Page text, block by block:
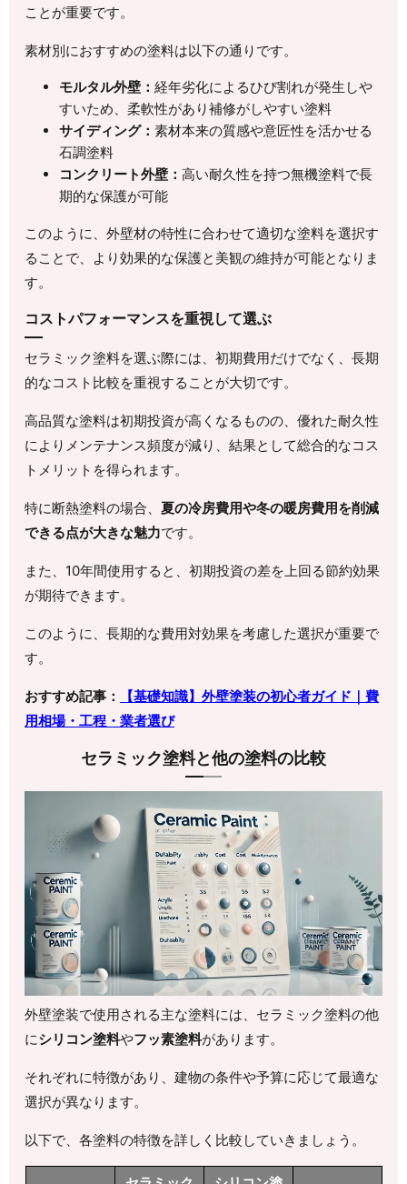
ことが重要です。
素材別におすすめの塗料は以下の通りです。
モルタル外壁： 経年劣化によるひび割れが発生しや
すいため、柔軟性があり補修がしやすい塗料
サイディング： 素材本来の質感や意匠性を活かせる
石調塗料
コンクリート外壁： 高い耐久性を持つ無機塗料で長
期的な保護が可能
このように、外壁材の特性に合わせて適切な塗料を選択す
ることで、より効果的な保護と美観の維持が可能となりま
す。
コストパフォーマンスを重視して選ぶ
セラミック塗料を選ぶ際には、初期費用だけでなく、長期
的なコスト比較を重視することが大切です。
高品質な塗料は初期投資が高くなるものの、優れた耐久性
によりメンテナンス頻度が減り、結果として総合的なコス
トメリットを得られます。
特に断熱塗料の場合、夏の冷房費用や冬の暖房費用を削減
できる点が大きな魅力です。
また、10年間使用すると、初期投資の差を上回る節約効果
が期待できます。
このように、長期的な費用対効果を考慮した選択が重要で
す。
おすすめ記事：
【基礎知識】外壁塗装の初心者ガイド｜費
用相場・工程・業者選び
セラミック塗料と他の塗料の比較
外壁塗装で使用される主な塗料には、セラミック塗料の他
にシリコン塗料やフッ素塗料があります。
それぞれに特徴があり、建物の条件や予算に応じて最適な
選択が異なります。
以下で、各塗料の特徴を詳しく比較していきましょう。